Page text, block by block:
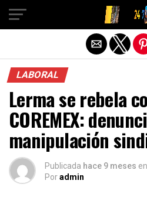
LABORAL
Lerma se rebela
COREMEX:
manipulación
Publicada hace 9 meses en
Poradmin
Salir de la